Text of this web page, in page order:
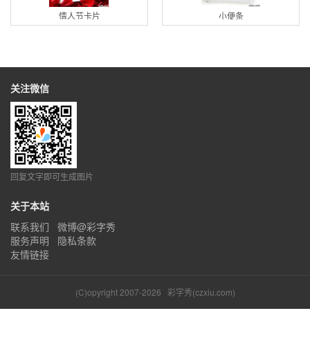
情人节卡片 小便条
关注微信
回复文字即可生成图片
关于本站
联系我们
微博@彩字秀
服务声明
隐私条款
友情链接
(C)opyright 2007-2026 彩字秀(czxiu.com)